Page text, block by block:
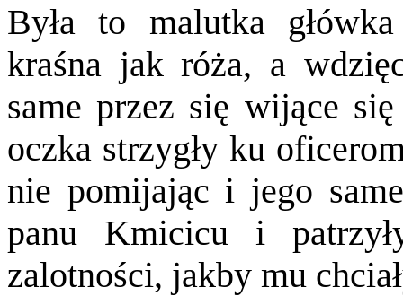
Była to malutka
kraśna jak róża, a
same przez się wijące
oczka strzygły ku
nie pomijając i jego
panu Kmicicu i
zalotności, jakby mu